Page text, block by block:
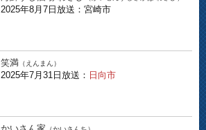
2025年8月7日放送：宮崎市
笑満 （えんまん）
2025年7月31日放送： 日向市